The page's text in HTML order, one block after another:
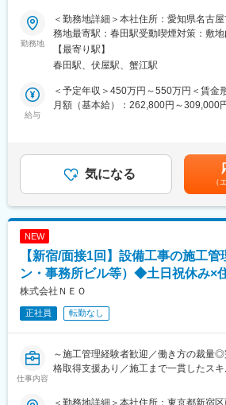
ネ機器の導入等、顧客のニーズを的確
修理・点検等のきめ細やかな対応におい
展開し、競合他社との間で大いに差別化
当社が点検を請け負う東海エリアのオ
て、消防設備の点検・工事対応をお任
消火栓・誘導灯の交換／自火報受信機の
ど、「いざ」という時に多くの人を守
はならない仕事です。
★株式会社セントラル防災とは
・消防法にも建築基準法にも対応できる
あいち女性輝きカンパニー認定など、
し合い、安心して働ける職場づくりを
・目標管理制度に基づき、適正に評価
工…サイクルで業績好調です！
・もちろん資格取得もサポート！合格後
手当の支給など、社員のスキルUPを応
▽具体的業務について
(2)防火対象物・防災管理の点検…ちゃ
いるか、
れていないかなど、書類と建物の点検
勤務地
＜勤務地詳細＞本社住所：愛知県名古
務地最寄駅：春田駅受動喫煙対策：敷地
の範囲：無
【最寄り駅】
春田駅、伏屋駅、蟹江駅
給与
＜予定年収＞450万円～550万円＜賃金
月額（基本給）：262,800円～309,000
給：年1回■賞与：年2回、他決算賞与あ
の金額であり、選考を通じて上下する
額)は固定手当を含めた表記です。
気になる
（
NEW
【新宿/面接1回】設備工事の施工管
ン・事務所ビル等）◆土日祝休み×
株式会社ＮＥＯ
正社員 転勤なし
仕事内容
～施工管理経験者歓迎／働き方の裁量
格取得支援あり／施工まで一貫したス
★こんな方におススメです！★
＜勤務地詳細＞本社住所：東京都新宿